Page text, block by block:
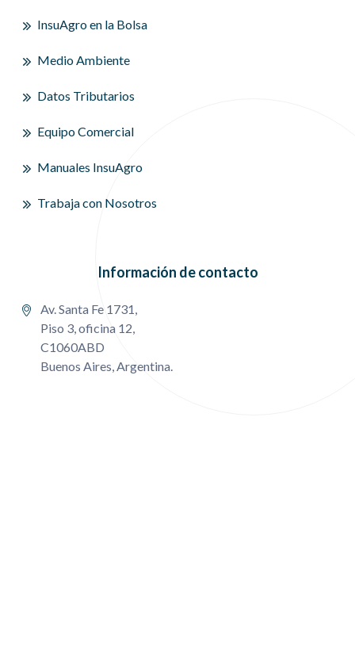
InsuAgro en la Bolsa
Medio Ambiente
Datos Tributarios
Equipo Comercial
Manuales InsuAgro
Trabaja con Nosotros
Información de contacto
Av. Santa Fe 1731,
Piso 3, oficina 12,
C1060ABD
Buenos Aires, Argentina.